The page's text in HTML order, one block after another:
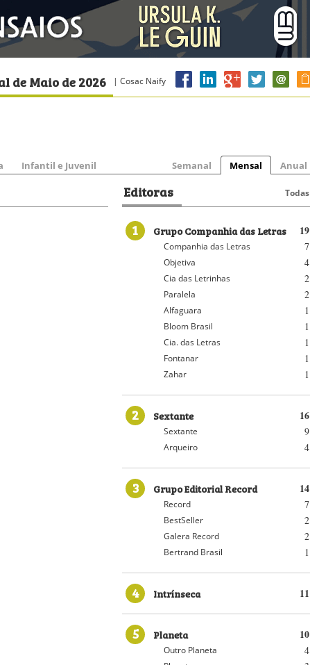
de Maio de 2026 | Cosac Naify
Infantil e Juvenil Semanal Mensal Anual
Editoras Todas
1 19
Grupo Companhia das Letras
7
Companhia das Letras
4
Objetiva
2
Cia das Letrinhas
2
Paralela
1
Alfaguara
1
Bloom Brasil
1
Cia. das Letras
1
Fontanar
1
Zahar
2 16
Sextante
9
Sextante
4
Arqueiro
3 14
Grupo Editorial Record
7
Record
2
BestSeller
2
Galera Record
1
Bertrand Brasil
4 11
Intrínseca
5 10
Planeta
4
Outro Planeta